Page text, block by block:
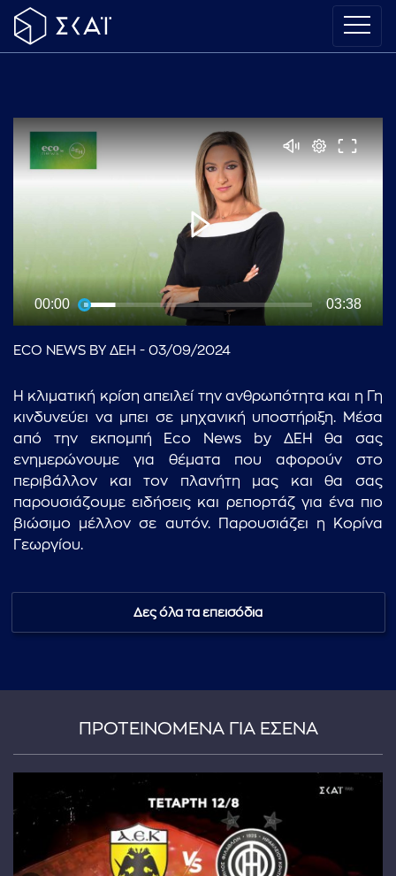
...πληκτρολογήστε κείμενο προς αναζήτηση
00:00 03:38
ECO NEWS BY ΔΕΗ - 03/09/2024
Η κλιματική κρίση απειλεί την ανθρωπότητα και η Γη
κινδυνεύει να μπει σε μηχανική υποστήριξη. Μέσα
από την εκπομπή Eco News by ΔΕΗ θα σας
ενημερώνουμε για θέματα που αφορούν στο
περιβάλλον και τον πλανήτη μας και θα σας
παρουσιάζουμε ειδήσεις και ρεπορτάζ για ένα πιο
βιώσιμο μέλλον σε αυτόν. Παρουσιάζει η Κορίνα
Γεωργίου.
Δες όλα τα επεισόδια
ΠΡΟΤΕΙΝΟΜΕΝΑ ΓΙΑ ΕΣΕΝΑ